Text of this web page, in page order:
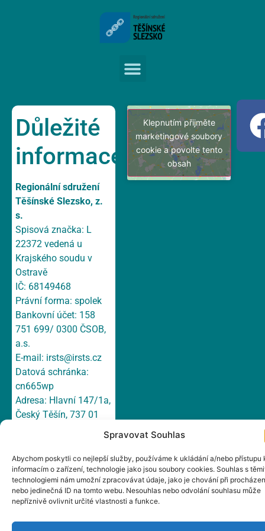
Spravovat Souhlas
Abychom poskytli co nejlepší služby, používáme k ukládání a/nebo přístupu
informacím o zařízení, technologie jako jsou soubory cookies. Souhlas s
technologiemi nám umožní zpracovávat údaje, jako je chování při
nebo jedinečná ID na tomto webu. Nesouhlas nebo odvolání souhlasu může
nepříznivě ovlivnit určité vlastnosti a funkce.
Důležité
informace
Regionální sdružení
Těšínské Slezsko, z.
s.
Spisová značka: L
22372 vedená u
Krajského soudu v
Ostravě
IČ: 68149468
Právní forma: spolek
Bankovní účet: 158
751 699/ 0300 ČSOB,
a.s.
E-mail: irsts@irsts.cz
Datová schránka:
cn665wp
Adresa: Hlavní 147/1a,
Český Těšín, 737 01
Klepnutím přijměte
marketingové soubory
cookie a povolte tento
obsah